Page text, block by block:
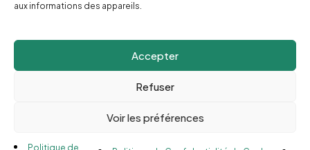
aux informations des appareils.
Accepter
Refuser
Voir les préférences
Politique de
Couleurs d’Afrique 974